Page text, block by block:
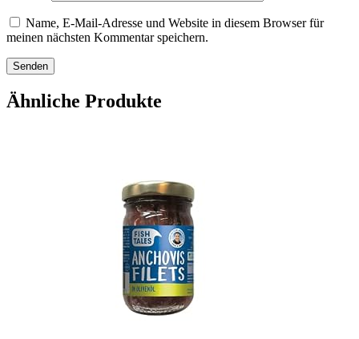
Name, E-Mail-Adresse und Website in diesem Browser für
meinen nächsten Kommentar speichern.
Ähnliche Produkte